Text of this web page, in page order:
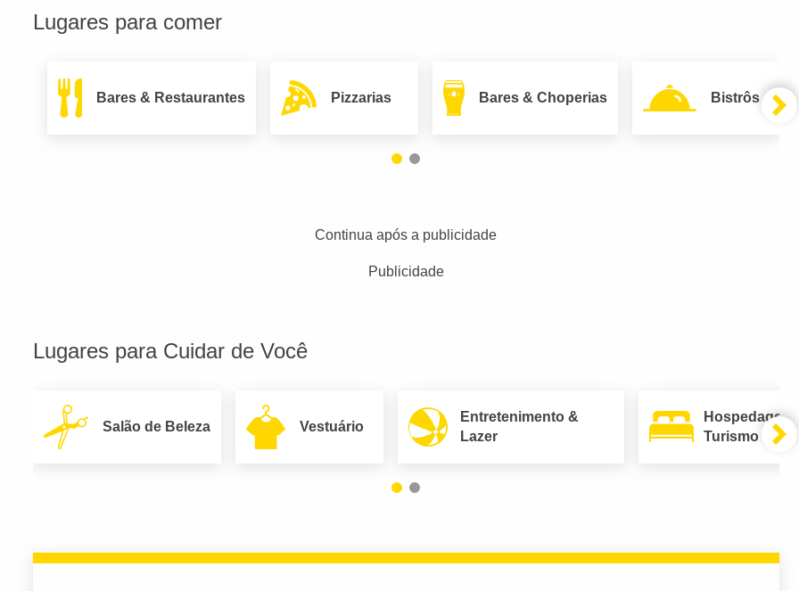
Lugares para comer
Bares & Restaurantes Pizzarias Bares & Choperias Bistrôs
Continua após a publicidade
Publicidade
Lugares para Cuidar de Você
Salão de Beleza Vestuário
Entretenimento &
Lazer
Hospedagem
Turismo